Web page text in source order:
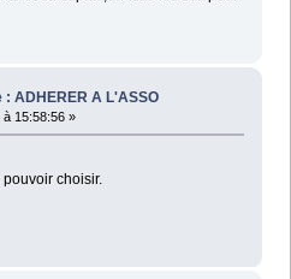
: ADHERER A L'ASSO
15:58:56 »
choisir.